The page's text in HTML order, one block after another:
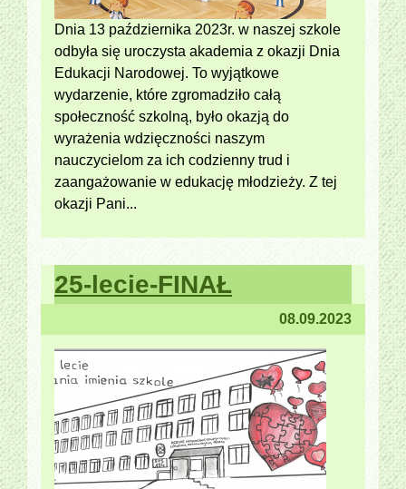
Dnia 13 października 2023r. w naszej szkole
odbyła się uroczysta akademia z okazji Dnia
Edukacji Narodowej. To wyjątkowe
wydarzenie, które zgromadziło całą
społeczność szkolną, było okazją do
wyrażenia wdzięczności naszym
nauczycielom za ich codzienny trud i
zaangażowanie w edukację młodzieży. Z tej
okazji Pani...
25-lecie-FINAŁ
08.09.2023